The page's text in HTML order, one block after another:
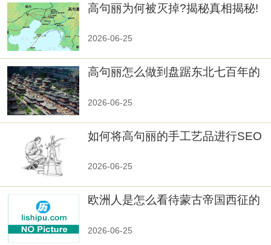
高句丽为何被灭掉?揭秘真相揭秘!
2026-06-25
高句丽怎么做到盘踞东北七百年的
2026-06-25
如何将高句丽的手工艺品进行SEO
2026-06-25
欧洲人是怎么看待蒙古帝国西征的
2026-06-25